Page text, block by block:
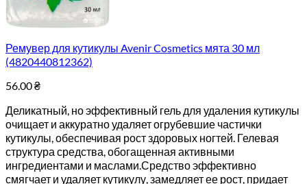
Ремувер для кутикулы Avenir Cosmetics мята 30 мл
(4820440812362)
56.00₴
Деликатный, но эффективный гель для удаления кутикулы
очищает и аккуратно удаляет огрубевшие частички
кутикулы, обеспечивая рост здоровых ногтей. Гелевая
структура средства, обогащенная активными
ингредиентами и маслами.Средство эффективно
смягчает и удаляет кутикулу, замедляет ее рост, придает